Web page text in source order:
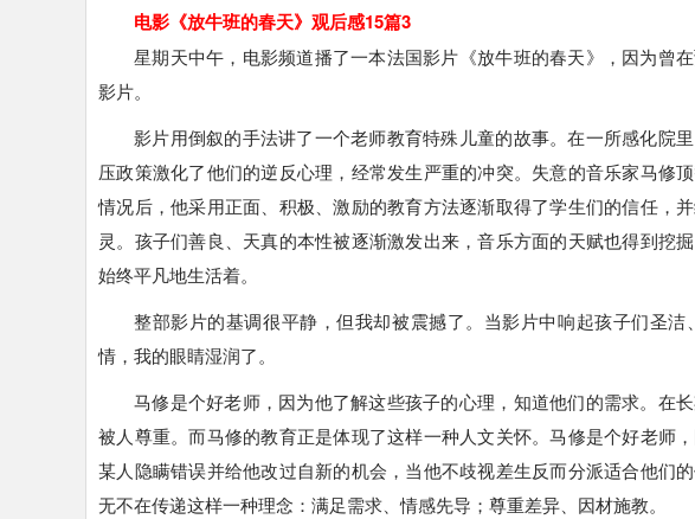
电影《放牛班的春天》观后感15篇3
星期天中午，电影频道播了一本法国影片《放牛班的春天》，因为曾
影片。
影片用倒叙的手法讲了一个老师教育特殊儿童的故事。在一所感化院
压政策激化了他们的逆反心理，经常发生严重的冲突。失意的音乐家马修
情况后，他采用正面、积极、激励的教育方法逐渐取得了学生们的信任，
灵。孩子们善良、天真的本性被逐渐激发出来，音乐方面的天赋也得到挖
始终平凡地生活着。
整部影片的基调很平静，但我却被震撼了。当影片中响起孩子们圣
情，我的眼睛湿润了。
马修是个好老师，因为他了解这些孩子的心理，知道他们的需求。在
被人尊重。而马修的教育正是体现了这样一种人文关怀。马修是个好老师
某人隐瞒错误并给他改过自新的机会，当他不歧视差生反而分派适合他们
无不在传递这样一种理念：满足需求、情感先导；尊重差异、因材施教。